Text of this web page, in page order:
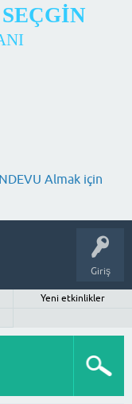
Almak için
Giriş
Yeni etkinlikler